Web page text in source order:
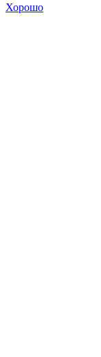
Хорошо